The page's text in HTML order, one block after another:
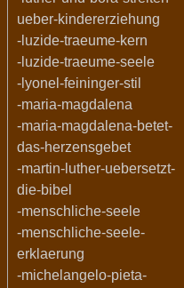
ueber-kindererziehung
-luzide-traeume-kern
-luzide-traeume-seele
-lyonel-feininger-stil
-maria-magdalena
-maria-magdalena-betet-
das-herzensgebet
-martin-luther-uebersetzt-
die-bibel
-menschliche-seele
-menschliche-seele-
erklaerung
-michelangelo-pieta-